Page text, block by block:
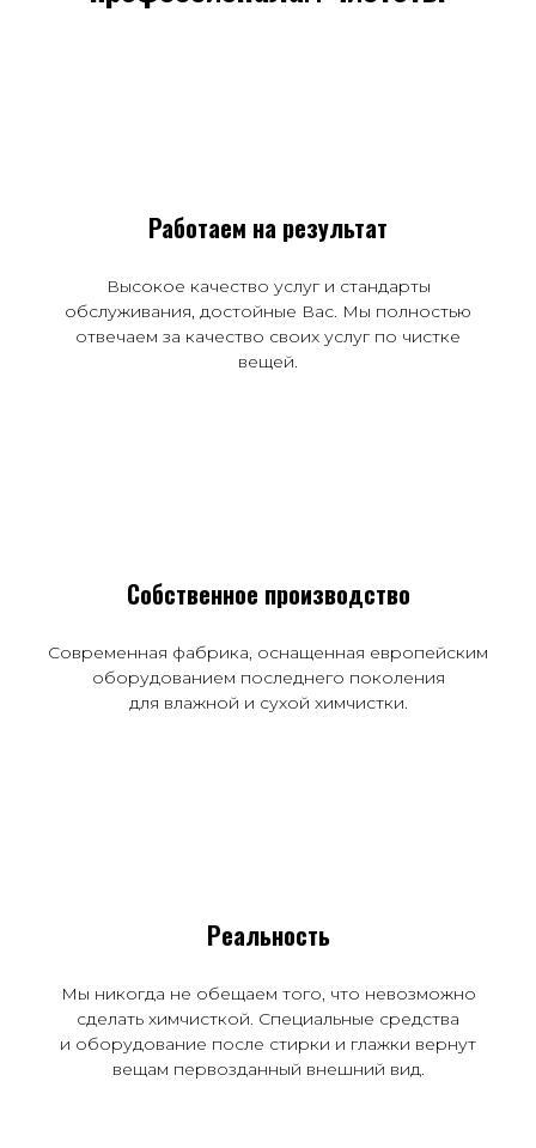
Работаем на результат
Высокое качество услуг и стандарты
обслуживания, достойные Вас. Мы полностью
отвечаем за качество своих услуг по чистке
вещей.
Собственное производство
Современная фабрика, оснащенная европейским
оборудованием последнего поколения
для влажной и сухой химчистки.
Реальность
Мы никогда не обещаем того, что невозможно
сделать химчисткой. Специальные средства
и оборудование после стирки и глажки вернут
вещам первозданный внешний вид.